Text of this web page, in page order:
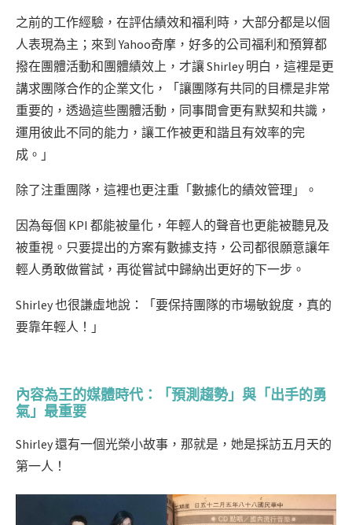
之前的工作經驗，在評估績效和福利時，大部分都是以個
人表現為主；來到 Yahoo奇摩，好多的公司福利和預算都
撥在團體活動和團體績效上，才讓 Shirley 明白，這裡是更
講求團隊合作的企業文化，「讓團隊有共同的目標是非常
重要的，透過這些團體活動，同事間會更有默契和共識，
運用彼此不同的能力，讓工作被更和諧且有效率的完
成。」
除了注重團隊，這裡也更注重「數據化的績效管理」。
因為每個 KPI 都能被量化，年輕人的聲音也更能被聽見及
被重視。只要提出的方案有數據支持，公司都很願意讓年
輕人勇敢做嘗試，再從嘗試中歸納出更好的下一步。
Shirley 也很謙虛地說：「要保持團隊的市場敏銳度，真的
要靠年輕人！」
內容為王的媒體時代：「預測趨勢」與「出手的勇
氣」最重要
Shirley 還有一個光榮小故事，那就是，她是採訪五月天的
第一人！